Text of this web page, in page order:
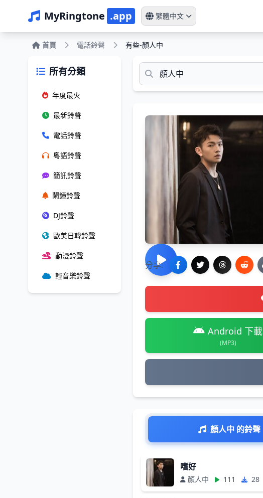
MyRingtone .app 繁體中文
首頁 電話鈴聲 有些-顏人中
所有分類
年度最火
最新鈴聲
電話鈴聲
粵語鈴聲
簡訊鈴聲
鬧鐘鈴聲
DJ鈴聲
歐美日韓鈴聲
動漫鈴聲
輕音樂鈴聲
分享:
Android 下載
(MP3)
顏人中 的鈴聲
嗜好
顏人中 111 28